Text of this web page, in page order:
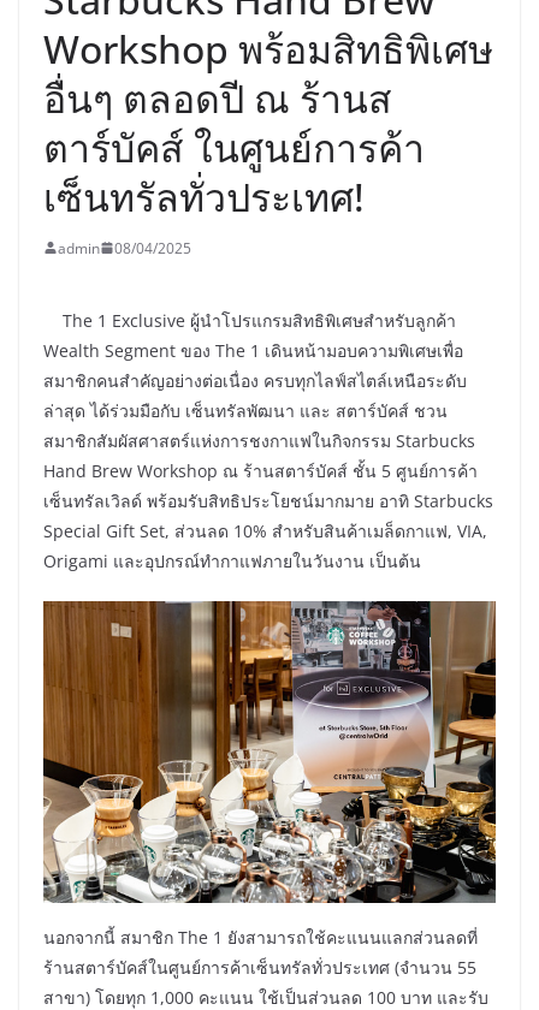
Workshop พร้อมสิทธิพิเศษ
อื่นๆ ตลอดปี ณ ร้านส
ตาร์บัคส์ ในศูนย์การค้า
เซ็นทรัลทั่วประเทศ!
admin 08/04/2025
The 1 Exclusive ผู้นำโปรแกรมสิทธิพิเศษสำหรับลูกค้า
Wealth Segment ของ The 1 เดินหน้ามอบความพิเศษเพื่อ
สมาชิกคนสำคัญอย่างต่อเนื่อง ครบทุกไลฟ์สไตล์เหนือระดับ
ล่าสุด ได้ร่วมมือกับ เซ็นทรัลพัฒนา และ สตาร์บัคส์ ชวน
สมาชิกสัมผัสศาสตร์แห่งการชงกาแฟในกิจกรรม Starbucks
Hand Brew Workshop ณ ร้านสตาร์บัคส์ ชั้น 5 ศูนย์การค้า
เซ็นทรัลเวิลด์ พร้อมรับสิทธิประโยชน์มากมาย อาทิ Starbucks
Special Gift Set, ส่วนลด 10% สำหรับสินค้าเมล็ดกาแฟ, VIA,
Origami และอุปกรณ์ทำกาแฟภายในวันงาน เป็นต้น
นอกจากนี้ สมาชิก The 1 ยังสามารถใช้คะแนนแลกส่วนลดที่
ร้านสตาร์บัคส์ในศูนย์การค้าเซ็นทรัลทั่วประเทศ (จำนวน 55
สาขา) โดยทุก 1,000 คะแนน ใช้เป็นส่วนลด 100 บาท และรับ